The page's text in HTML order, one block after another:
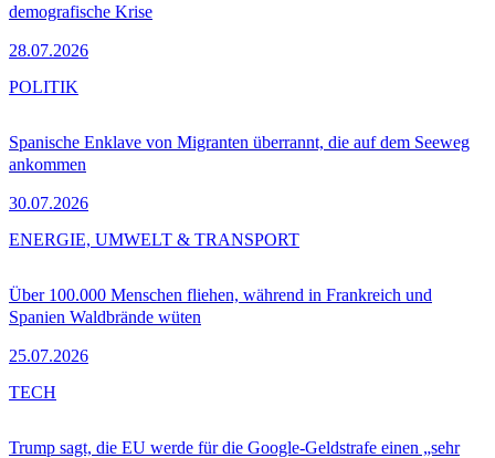
demografische Krise
28.07.2026
Spanische Enklave von Migranten überrannt, die auf dem Seeweg
ankommen
30.07.2026
POLITIK
Über 100.000 Menschen fliehen, während in Frankreich und
Spanien Waldbrände wüten
25.07.2026
ENERGIE, UMWELT & TRANSPORT
Trump sagt, die EU werde für die Google-Geldstrafe einen „sehr
TECH